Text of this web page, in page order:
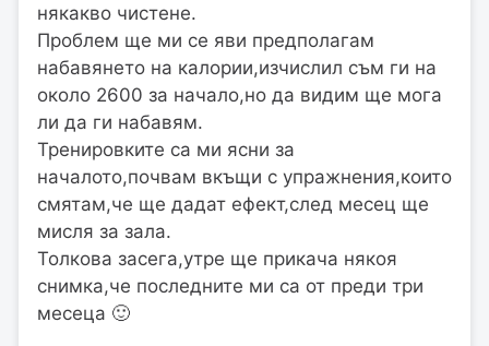
някакво чистене.
Проблем ще ми се яви предполагам
набавянето на калории,изчислил съм ги на
около 2600 за начало,но да видим ще мога
ли да ги набавям.
Тренировките са ми ясни за
началото,почвам вкъщи с упражнения,които
смятам,че ще дадат ефект,след месец ще
мисля за зала.
Толкова засега,утре ще прикача някоя
снимка,че последните ми са от преди три
месеца 🙂